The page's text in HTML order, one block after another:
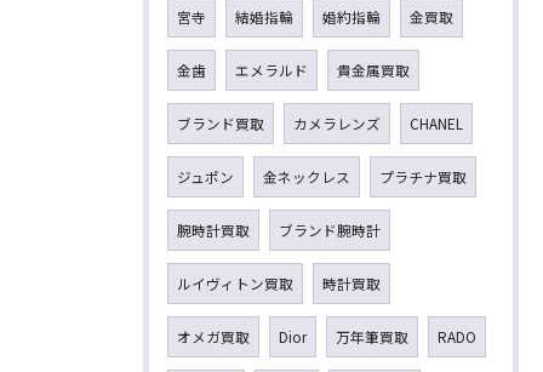
宮寺 結婚指輪 婚約指輪 金買取
金歯 エメラルド 貴金属買取
ブランド買取 カメラレンズ CHANEL
ジュポン 金ネックレス プラチナ買取
腕時計買取 ブランド腕時計
ルイヴィトン買取 時計買取
オメガ買取 Dior 万年筆買取 RADO